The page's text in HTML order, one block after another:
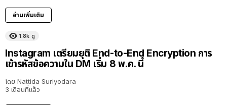
อ่านเพิ่มเติม
1.8k ดู
Instagram เตรียมยุติ End-to-End Encryption การ
เข้ารหัสข้อความใน DM เริ่ม 8 พ.ค. นี้
โดย Nattida Suriyodara
3 เดือนที่แล้ว